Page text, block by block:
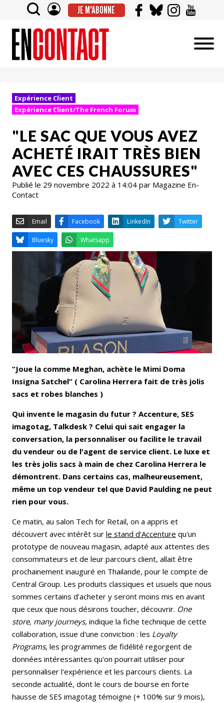
JE M'ABONNE
Expérience Client
Expérience Client/The French Forum
"LE SAC QUE VOUS AVEZ
ACHETÉ IRAIT TRÈS BIEN
AVEC CES CHAUSSURES"
Publié le 29 novembre 2022 à 14:04 par Magazine En-
Contact
Email Facebook
Bluesky Whatsapp
“Joue la comme Meghan, achète le Mimi Doma
Insigna Satchel” ( Carolina Herrera fait de très jolis
sacs et robes blanches )
Qui invente le magasin du futur ? Accenture, SES
imagotag, Talkdesk ? Celui qui sait engager la
conversation, la personnaliser ou facilite le travail
du vendeur ou de l'agent de service client. Le luxe et
les très jolis sacs à main de chez Carolina Herrera le
démontrent. Dans certains cas, malheureusement,
même un top vendeur tel que David Paulding ne peut
rien pour vous.
Ce matin, au salon Tech for Retail, on a appris et
découvert avec intérêt sur le stand d'Accenture qu'un
prototype de nouveau magasin, adapté aux attentes des
consommateurs et de leur parcours client, allait être
prochainement inauguré en Thailande, pour le compte de
Central Group. Les produits classiques et usuels que nous
sommes certains d'acheter y seront moins mis en avant
que ceux que nous désirons toucher, découvrir. One
store, many journeys, indique la fiche technique de cette
collaboration, issue d'une conviction : les Loyalty
Programs, les programmes de fidélité regorgent de
données intéressantes qu'on pourrait utiliser pour
personnaliser l'expérience et les parcours clients. La
seconde actualité, dont le cours de bourse en forte
hausse de SES imagotag témoigne (+ 100% sur 9 mois),